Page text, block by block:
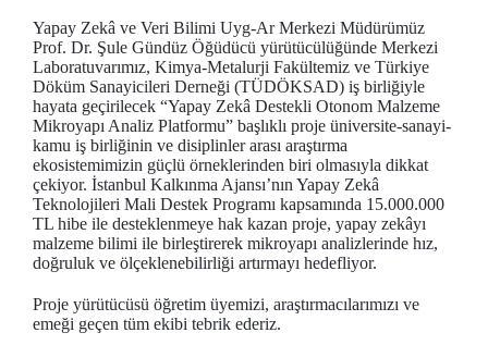
Yapay Zekâ ve Veri Bilimi Uyg-Ar Merkezi Müdürümüz
Prof. Dr. Şule Gündüz Öğüdücü yürütücülüğünde Merkezi
Laboratuvarımız, Kimya-Metalurji Fakültemiz ve Türkiye
Döküm Sanayicileri Derneği (TÜDÖKSAD) iş birliğiyle
hayata geçirilecek “Yapay Zekâ Destekli Otonom Malzeme
Mikroyapı Analiz Platformu” başlıklı proje üniversite-sanayi-
kamu iş birliğinin ve disiplinler arası araştırma
ekosistemimizin güçlü örneklerinden biri olmasıyla dikkat
çekiyor. İstanbul Kalkınma Ajansı’nın Yapay Zekâ
Teknolojileri Mali Destek Programı kapsamında 15.000.000
TL hibe ile desteklenmeye hak kazan proje, yapay zekâyı
malzeme bilimi ile birleştirerek mikroyapı analizlerinde hız,
doğruluk ve ölçeklenebilirliği artırmayı hedefliyor.
Proje yürütücüsü öğretim üyemizi, araştırmacılarımızı ve
emeği geçen tüm ekibi tebrik ederiz.